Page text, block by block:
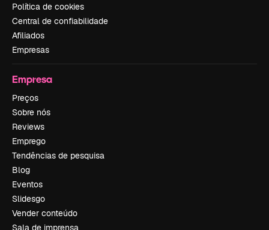
Política de cookies
Central de confiabilidade
Afiliados
Empresas
Empresa
Preços
Sobre nós
Reviews
Emprego
Tendências de pesquisa
Blog
Eventos
Slidesgo
Vender conteúdo
Sala de imprensa